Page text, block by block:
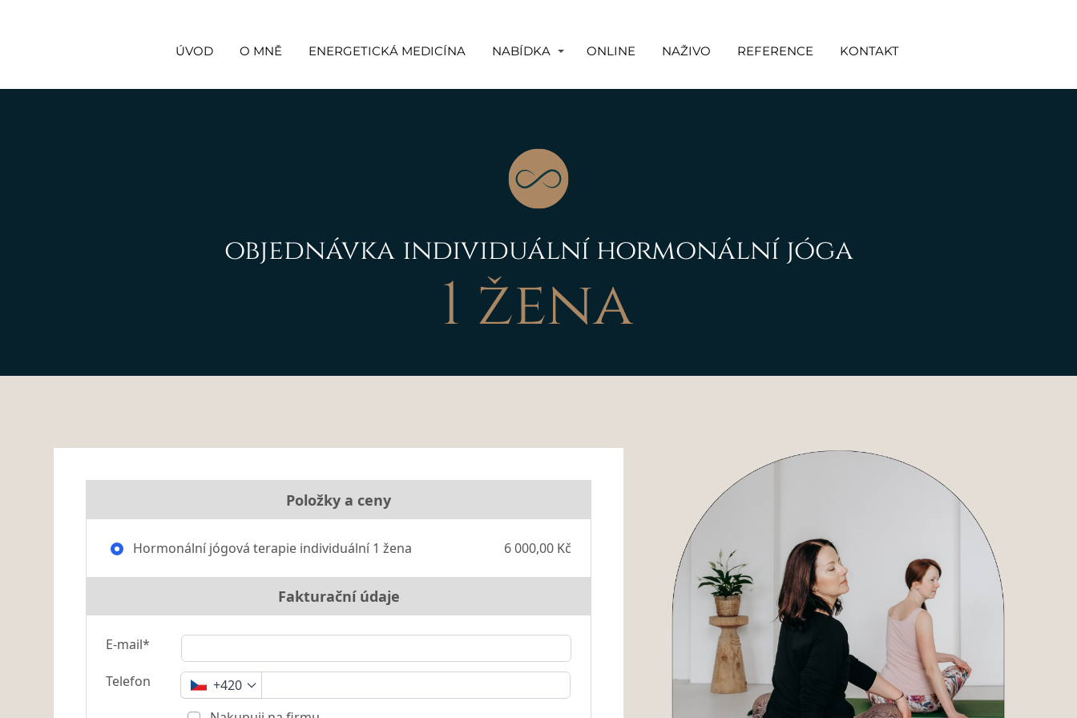
ÚVOD O MNĚ ENERGETICKÁ MEDICÍNA NABÍDKA ONLINE NAŽIVO REFERENCE KONTAKT
objednávka individuální hormonální jóga
1 žena
Položky a ceny
Hormonální jógová terapie individuální 1 žena 6 000,00 Kč
Fakturační údaje
E-mail*
Telefon
+420